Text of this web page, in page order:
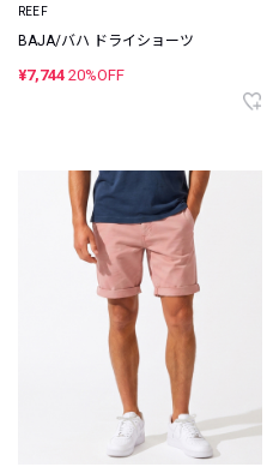
REEF
BAJA/バハ ドライショーツ
¥7,744 20%OFF